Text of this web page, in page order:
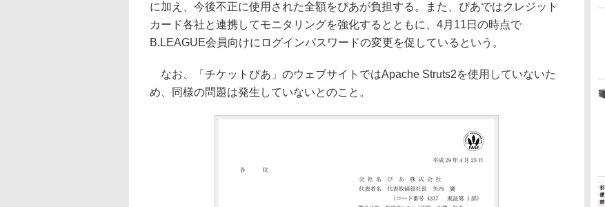
に加え、今後不正に使用された全額をぴあが負担する。また、ぴあではクレジット
カード各社と連携してモニタリングを強化するとともに、4月11日の時点で
B.LEAGUE会員向けにログインパスワードの変更を促しているという。
なお、「チケットぴあ」のウェブサイトではApache Struts2を使用していないた
め、同様の問題は発生していないとのこと。